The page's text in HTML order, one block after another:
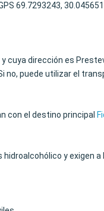
69.7293243,
cuya dirección es
no, puede utilizar el
con el destino principal
y exigen